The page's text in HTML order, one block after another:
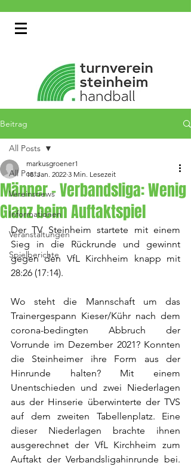
Beitrag
All Posts
Vereinsnews
Informationen
Veranstaltungen
Spielberichte
All Posts
Männer - Verbandsliga: Wenig
Glanz beim Auftaktspiel
markusgroener1
18. Jan. 2022 3 Min. Lesezeit
Der TV Steinheim startete mit einem
Sieg in die Rückrunde und gewinnt
gegen den VfL Kirchheim knapp mit
28:26 (17:14).
Wo steht die Mannschaft um das
Trainergespann Kieser/Kühr nach dem
corona-bedingten Abbruch der
Vorrunde im Dezember 2021? Konnten
die Steinheimer ihre Form aus der
Hinrunde halten? Mit einem
Unentschieden und zwei Niederlagen
aus der Hinserie überwinterte der TVS
auf dem zweiten Tabellenplatz. Eine
dieser Niederlagen brachte ihnen
ausgerechnet der VfL Kirchheim zum
Auftakt der Verbandsligahinrunde bei.